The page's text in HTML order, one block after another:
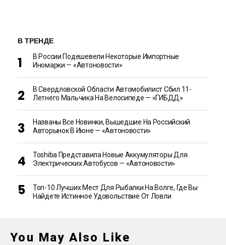
В ТРЕНДЕ
В России Подешевели Некоторые Импортные
Иномарки — «Автоновости»
В Свердловской Области Автомобилист Сбил 11-
Летнего Мальчика На Велосипеде — «ГИБДД»
Названы Все Новинки, Вышедшие На Российский
Авторынок В Июне — «Автоновости»
Toshiba Представила Новые Аккумуляторы Для
Электрических Автобусов — «Автоновости»
Топ-10 Лучших Мест Для Рыбалки На Волге, Где Вы
Найдете Истинное Удовольствие От Ловли
You May Also Like